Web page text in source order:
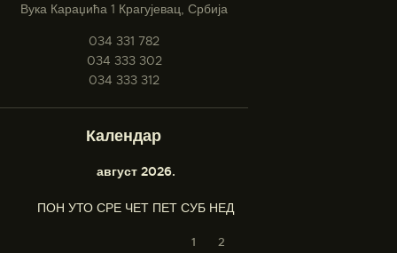
Вука Караџића 1 Крагујевац, Србија
034 331 782
034 333 302
034 333 312
Календар
август 2026.
ПОН УТО СРЕ ЧЕТ ПЕТ СУБ НЕД
1
2